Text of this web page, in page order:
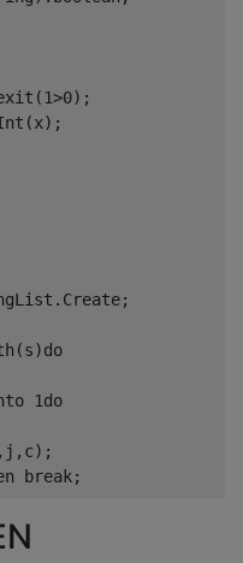
1do
break;
L.Add(n);